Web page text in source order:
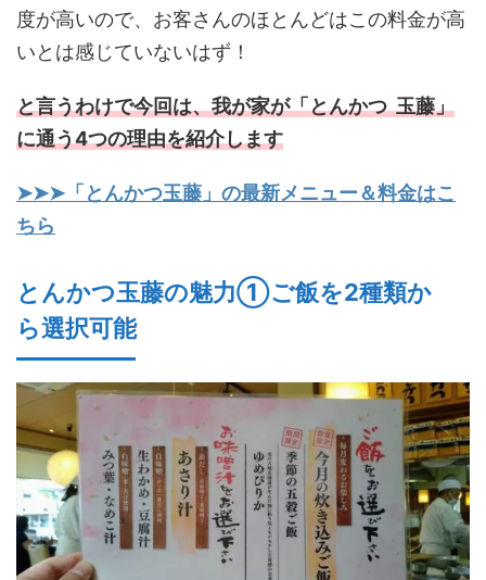
度が高いので、お客さんのほとんどはこの料金が高
いとは感じていないはず！
と言うわけで今回は、我が家が「とんかつ 玉藤」
に通う4つの理由を紹介します
➤➤➤「とんかつ玉藤」の最新メニュー＆料金はこ
ちら
とんかつ玉藤の魅力①ご飯を2種類か
ら選択可能